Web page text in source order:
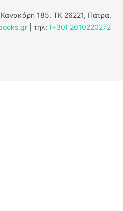
Κανακάρη 185, ΤΚ 26221, Πάτρα,
| τηλ: (+30) 2610220272